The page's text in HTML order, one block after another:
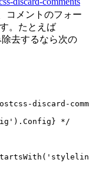
コメントのフォー
。たとえば
去するなら次の
discard-
} */
(